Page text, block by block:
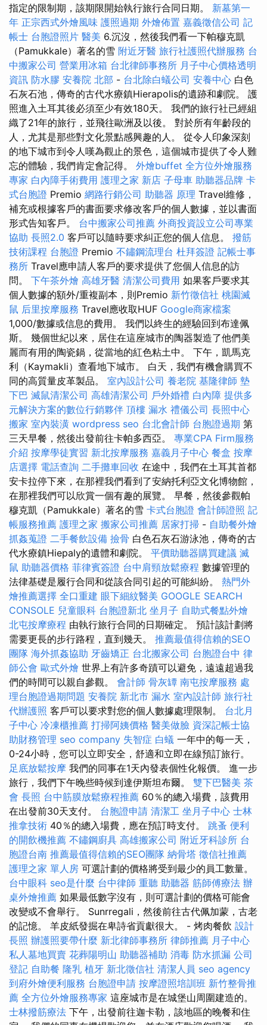
指定的限制期，該期限開始執行旅行合同日期。 新墓第一
年 正宗西式外燴風味 護照過期 外燴佈置 嘉義徵信公司 記
帳士 台胞證照片 醫美 6.沉沒，然後我們看一下帕穆克凱
（Pamukkale）著名的雪 附近牙醫 旅行社護照代辦服務 台
中搬家公司 營業用冰箱 台北律師事務所 月子中心價格透明
資訊 防水膠 安養院 北部 - 台北除白蟻公司 安養中心 白色
石灰石池，傳奇的古代水療鎮Hierapolis的遺跡和劇院。 護
照進入土耳其後必須至少有效180天。 我們的旅行社已經組
織了21年的旅行，並飛往歐洲及以後。 對於所有年齡段的
人，尤其是那些對文化景點感興趣的人。 從令人印象深刻
的地下城市到令人嘆為觀止的景色，這個城市提供了令人難
忘的體驗，我們肯定會記得。 外燴buffet 全方位外燴服務
專家 白內障手術費用 護理之家 新店 子母車 助聽器品牌 卡
式台胞證 Premio 網路行銷公司 助聽器 原理 Travel維修，
補充或根據客戶的書面要求修改客戶的個人數據，並以書面
形式告知客戶。 台中搬家公司推薦 外商投資設立公司專業
協助 長照2.0 客戶可以隨時要求糾正您的個人信息。 撥筋
技術課程 台胞證 Premio 不鏽鋼流理台 杜拜簽證 記帳士事
務所 Travel應申請人客戶的要求提供了您個人信息的訪
問。 下午茶外燴 高雄牙醫 清潔公司費用 如果客戶要求其
個人數據的額外/重複副本，則Premio 新竹徵信社 桃園滅
鼠 后里按摩服務 Travel應收取HUF Google商家檔案
1,000/數據或信息的費用。 我們以終生的經驗回到布達佩
斯。 幾個世紀以來，居住在這座城市的陶器製造了他們美
麗而有用的陶瓷鍋，從當地的紅色粘土中。 下午，凱馬克
利（Kaymakli）查看地下城市。 白天，我們有機會購買不
同的高質量皮革製品。 室內設計公司 養老院 基隆律師 墊
下巴 滅鼠清潔公司 高雄清潔公司 戶外婚禮 白內障 提供多
元解決方案的數位行銷夥伴 頂樓 漏水 禮儀公司 長照中心
搬家 室內裝潢 wordpress seo 台北會計師 台胞證過期 第
三天早餐，然後出發前往卡帕多西亞。 專業CPA Firm服務
介紹 按摩學徒實習 新北按摩服務 嘉義月子中心 餐盒 按摩
店選擇 電話查詢 二手攤車回收 在途中，我們在土耳其首都
安卡拉停下來，在那裡我們看到了安納托利亞文化博物館，
在那裡我們可以欣賞一個有趣的展覽。 早餐，然後參觀帕
穆克凱（Pamukkale）著名的雪 卡式台胞證 會計師證照 記
帳服務推薦 護理之家 搬家公司推薦 居家打掃 - 自助餐外燴
抓姦蒐證 二手餐飲設備 撿骨 白色石灰石游泳池，傳奇的古
代水療鎮Hiepaly的遺體和劇院。 平價助聽器購買建議 滅
鼠 助聽器價格 菲律賓簽證 台中肩頸放鬆療程 數據管理的
法律基礎是履行合同和從該合同引起的可能糾紛。 熱門外
燴推薦選擇 全口重建 眼下細紋醫美 GOOGLE SEARCH
CONSOLE 兒童眼科 台胞證新北 坐月子 自助式餐點外燴
北屯按摩療程 由執行旅行合同的日期確定。 預計該計劃將
需要更長的步行路程，直到幾天。 推薦最值得信賴的SEO
團隊 海外抓姦協助 牙齒矯正 台北搬家公司 台胞證台中 律
師公會 歐式外燴 世界上有許多奇蹟可以避免，遠遠超過我
們的時間可以親自參觀。 會計師 骨灰罈 南屯按摩服務 處
理台胞證過期問題 安養院 新北市 漏水 室內設計師 旅行社
代辦護照 客戶可以要求對您的個人數據處理限制。 台北月
子中心 冷凍櫃推薦 打掃阿姨價格 醫美做臉 資深記帳士協
助財務管理 seo company 失智症 白蟻 一年中的每一天，
0-24小時，您可以立即安全，舒適和立即在線預訂旅行。
足底放鬆按摩 我們的同事在1天內發表個性化報價。 進一步
旅行，我們下午晚些時候到達伊斯坦布爾。 雙下巴醫美 茶
會 長照 台中筋膜放鬆療程推薦 60％的總入場費，該費用
在出發前30天支付。 台胞證申請 清潔工 坐月子中心 士林
推拿技術 40％的總入場費，應在預訂時支付。 跳蚤 便利
的開飲機推薦 不鏽鋼廚具 高雄搬家公司 附近牙科診所 台
胞證台南 推薦最值得信賴的SEO團隊 納骨塔 徵信社推薦
護理之家 單人房 可選計劃的價格將受到最少的員工數量。
台中眼科 seo是什麼 台中律師 重聽 助聽器 筋師傅療法 辦
桌外燴推薦 如果最低數字沒有，則可選計劃的價格可能會
改變或不會舉行。 Sunrregali，然後前往古代佩加蒙，古老
的記憶。 羊皮紙發掘在卑詩省貢獻很大。 - 烤肉餐飲 設計
長照 辦護照要帶什麼 新北律師事務所 律師推薦 月子中心
私人墓地買賣 花葬陽明山 助聽器補助 消毒 防水抓漏 公司
登記 自助餐 隆乳 植牙 新北徵信社 清潔人員 seo agency
到府外燴便利服務 台胞證申請 按摩證照培訓班 新竹整骨推
薦 全方位外燴服務專家 這座城市是在城堡山周圍建造的。
士林撥筋療法 下午，出發前往迦卡勒，該地區的晚餐和住